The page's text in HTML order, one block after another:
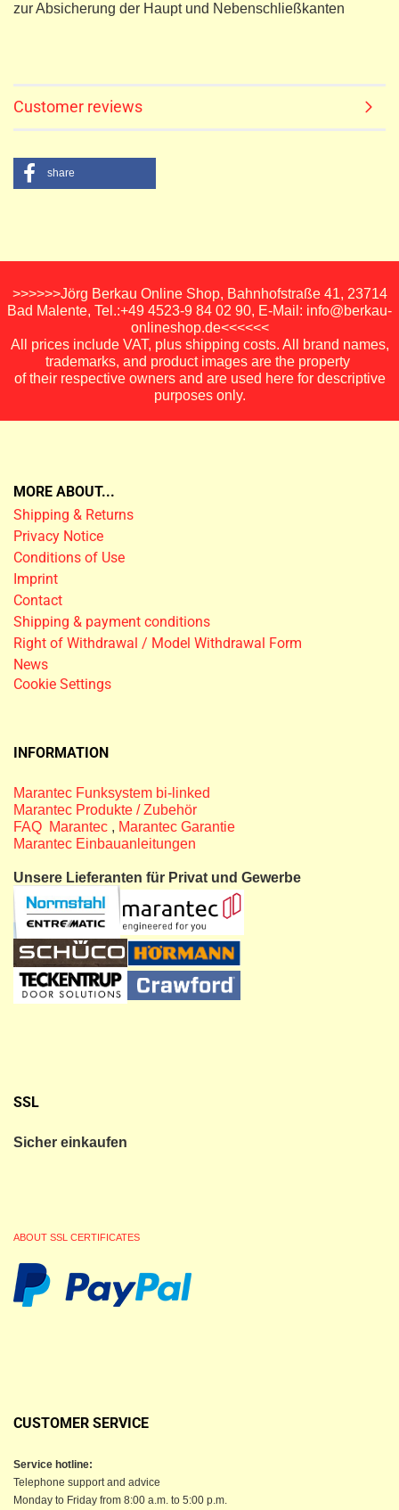
zur Absicherung der Haupt und Nebenschließkanten
Customer reviews
share
>>>>>>Jörg Berkau Online Shop, Bahnhofstraße 41, 23714
Bad Malente, Tel.:+49 4523-9 84 02 90, E-Mail: info@berkau-
onlineshop.de<<<<<<
All prices include VAT, plus shipping costs. All brand names,
trademarks, and product images are the property
of their respective owners and are used here for descriptive
purposes only.
MORE ABOUT...
Shipping & Returns
Privacy Notice
Conditions of Use
Imprint
Contact
Shipping & payment conditions
Right of Withdrawal / Model Withdrawal Form
News
Cookie Settings
INFORMATION
Marantec Funksystem bi-linked
Marantec Produkte / Zubehör
FAQ Marantec , Marantec Garantie
Marantec Einbauanleitungen
Unsere Lieferanten für Privat und Gewerbe
SSL
Sicher einkaufen
ABOUT SSL CERTIFICATES
CUSTOMER SERVICE
Service hotline:
Telephone support and advice
Monday to Friday from 8:00 a.m. to 5:00 p.m.